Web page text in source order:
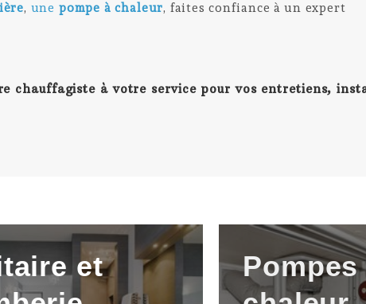
, une pompe à chaleur, faites confiance à un expert
chauffagiste à votre service pour vos entretiens,
et
Pompes